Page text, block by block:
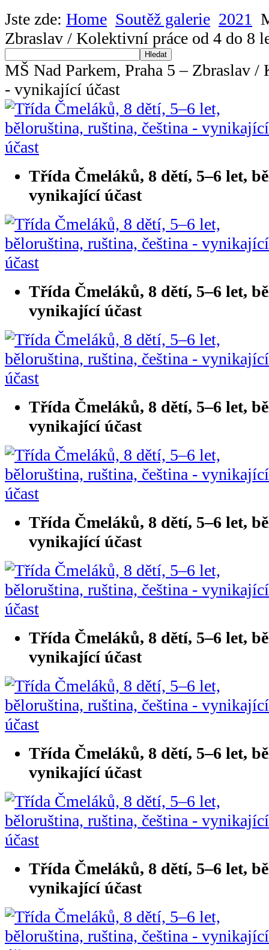
Jste zde: Home Soutěž galerie 2021
Zbraslav / Kolektivní práce od 4 do 8
Hledat
MŠ Nad Parkem, Praha 5 – Zbraslav
- vynikající účast
Třída Čmeláků, 8 dětí, 5–6 let,
vynikající účast
Třída Čmeláků, 8 dětí, 5–6 let,
vynikající účast
Třída Čmeláků, 8 dětí, 5–6 let,
vynikající účast
Třída Čmeláků, 8 dětí, 5–6 let,
vynikající účast
Třída Čmeláků, 8 dětí, 5–6 let,
vynikající účast
Třída Čmeláků, 8 dětí, 5–6 let,
vynikající účast
Třída Čmeláků, 8 dětí, 5–6 let,
vynikající účast